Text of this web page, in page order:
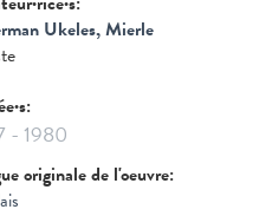
Ukeles, Mierle
- 1980
originale de l'oeuvre: